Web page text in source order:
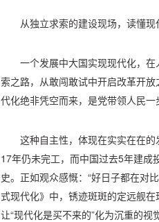
从独立求索的建设现场，读懂现
一个发展中大国实现现代化，
索之路，从敢闯敢试中开启改革开
代化绝非凭空而来，是党带领人民一
这种自主性，体现在实实在在
17年仍未完工，而中国过去5年建
史。正如观众感慨：“好日子都在对
式现代化》中，锈迹斑斑的定远舰在
让“现代化是买不来的”化为沉重的